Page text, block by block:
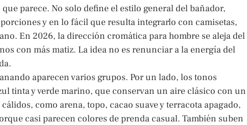
parece. No solo define el estilo general del bañador,
y en lo fácil que resulta integrarlo con camisetas,
En 2026, la dirección cromática para hombre se aleja del
con más matiz. La idea no es renunciar a la energía del
aparecen varios grupos. Por un lado, los tonos
tinta y verde marino, que conservan un aire clásico con un
como arena, topo, cacao suave y terracota apagado,
casi parecen colores de prenda casual. También suben